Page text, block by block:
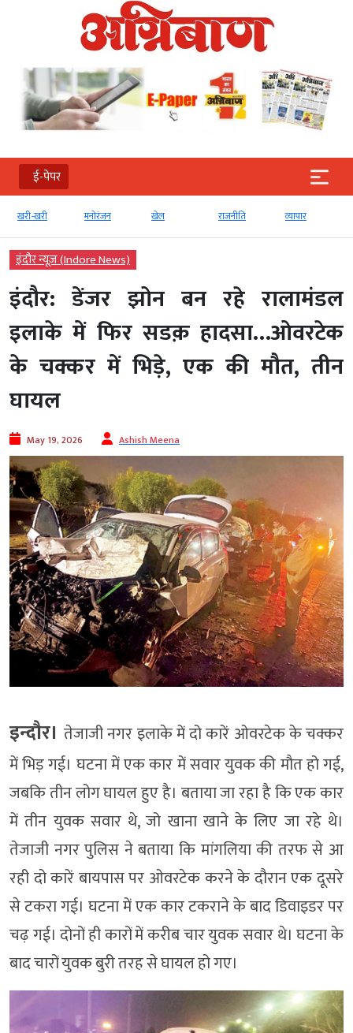
ई-पेपर
खरी-खरी मनोरंजन खेल राजनीति व्‍यापार
इंदौर न्यूज़ (Indore News)
इंदौर: डेंजर झोन बन रहे रालामंडल
इलाके में फिर सडक़ हादसा…ओवरटेक
के चक्कर में भिड़े, एक की मौत, तीन
घायल
May 19, 2026 Ashish Meena
इन्दौर।तेजाजी नगर इलाके में दो कारें ओवरटेक के चक्कर
में भिड़ गई। घटना में एक कार में सवार युवक की मौत हो गई,
जबकि तीन लोग घायल हुए है। बताया जा रहा है कि एक कार
में तीन युवक सवार थे, जो खाना खाने के लिए जा रहे थे।
तेजाजी नगर पुलिस ने बताया कि मांगलिया की तरफ से आ
रही दो कारें बायपास पर ओवरटेक करने के दौरान एक दूसरे
से टकरा गई। घटना में एक कार टकराने के बाद डिवाइडर पर
चढ़ गई। दोनों ही कारों में करीब चार युवक सवार थे। घटना के
बाद चारों युवक बुरी तरह से घायल हो गए।